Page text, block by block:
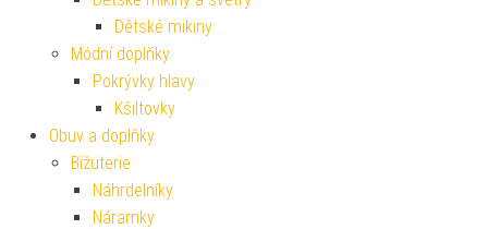
Dětské mikiny
Módní doplňky
Pokrývky hlavy
Kšiltovky
Obuv a doplňky
Bižuterie
Náhrdelníky
Náramky